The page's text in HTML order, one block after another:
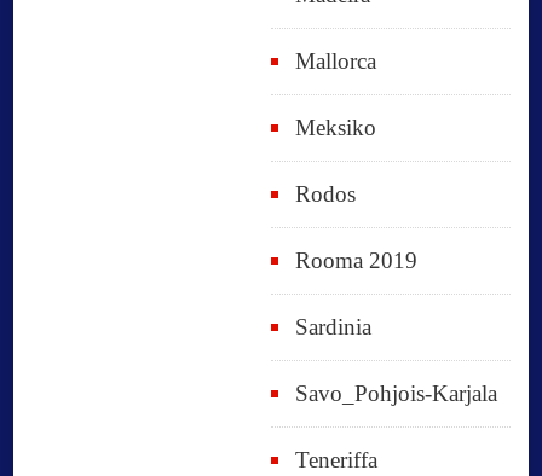
Mallorca
Meksiko
Rodos
Rooma 2019
Sardinia
Savo_Pohjois-Karjala
Teneriffa